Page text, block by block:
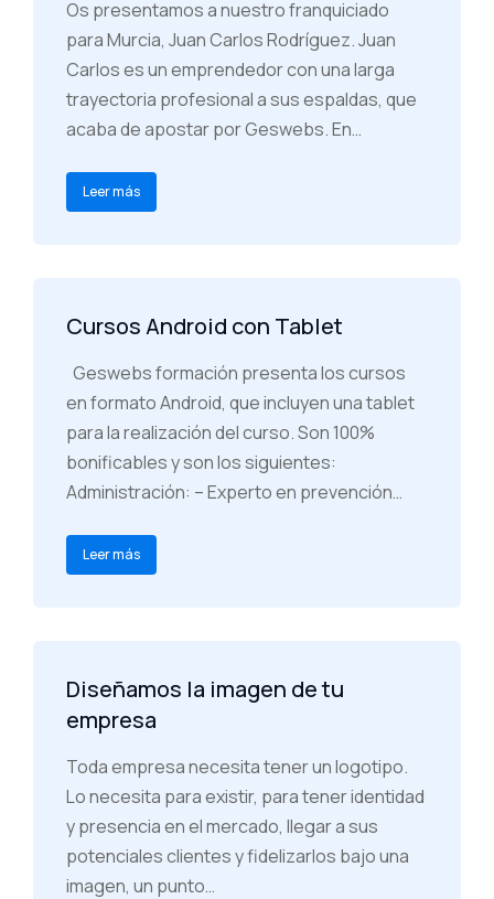
Os presentamos a nuestro franquiciado
para Murcia, Juan Carlos Rodríguez. Juan
Carlos es un emprendedor con una larga
trayectoria profesional a sus espaldas, que
acaba de apostar por Geswebs. En…
Leer más
Cursos Android con Tablet
Geswebs formación presenta los cursos
en formato Android, que incluyen una tablet
para la realización del curso. Son 100%
bonificables y son los siguientes:
Administración: – Experto en prevención…
Leer más
Diseñamos la imagen de tu
empresa
Toda empresa necesita tener un logotipo.
Lo necesita para existir, para tener identidad
y presencia en el mercado, llegar a sus
potenciales clientes y fidelizarlos bajo una
imagen, un punto…